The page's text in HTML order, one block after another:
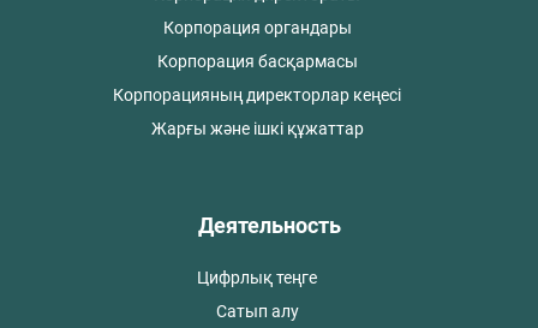
Корпорация органдары
Корпорация басқармасы
Корпорацияның директорлар кеңесі
Жарғы және ішкі құжаттар
Деятельность
Цифрлық теңге
Сатып алу